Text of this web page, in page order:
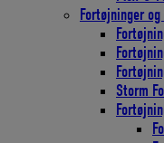
Fortøjninger
Storm